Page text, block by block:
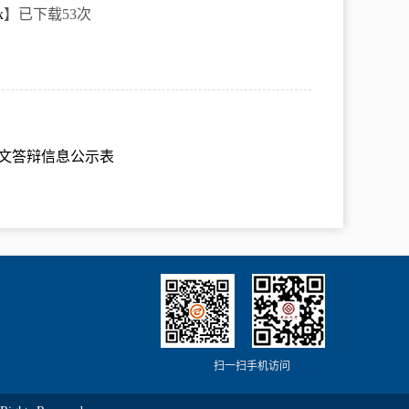
】已下载53次
答辩信息公示表
扫一扫手机访问